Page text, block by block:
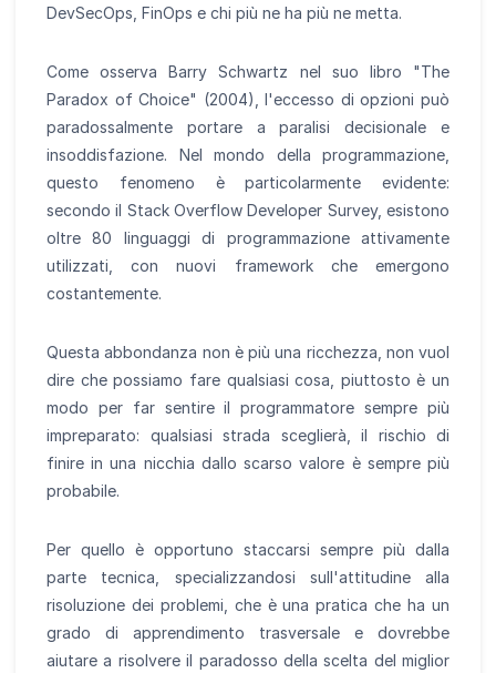
DevSecOps, FinOps e chi più ne ha più ne metta.
Come osserva Barry Schwartz nel suo libro "The
Paradox of Choice" (2004), l'eccesso di opzioni può
paradossalmente portare a paralisi decisionale e
insoddisfazione. Nel mondo della programmazione,
questo fenomeno è particolarmente evidente:
secondo il Stack Overflow Developer Survey, esistono
oltre 80 linguaggi di programmazione attivamente
utilizzati, con nuovi framework che emergono
costantemente.
Questa abbondanza non è più una ricchezza, non vuol
dire che possiamo fare qualsiasi cosa, piuttosto è un
modo per far sentire il programmatore sempre più
impreparato: qualsiasi strada sceglierà, il rischio di
finire in una nicchia dallo scarso valore è sempre più
probabile.
Per quello è opportuno staccarsi sempre più dalla
parte tecnica, specializzandosi sull'attitudine alla
risoluzione dei problemi, che è una pratica che ha un
grado di apprendimento trasversale e dovrebbe
aiutare a risolvere il paradosso della scelta del miglior